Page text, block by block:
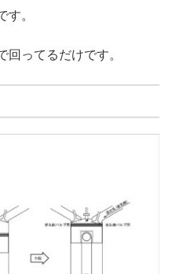
す。
ってるだけです。